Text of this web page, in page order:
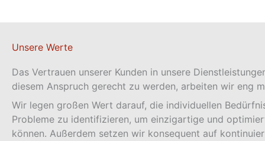
Unsere Werte
Das Vertrauen unserer Kunden in unsere
diesem Anspruch gerecht zu werden, arbeiten wir eng
Wir legen großen Wert darauf, die individuellen
Probleme zu identifizieren, um einzigartige und
können. Außerdem setzen wir konsequent auf